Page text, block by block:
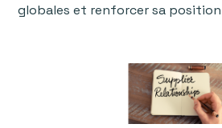
globales et renforcer sa position